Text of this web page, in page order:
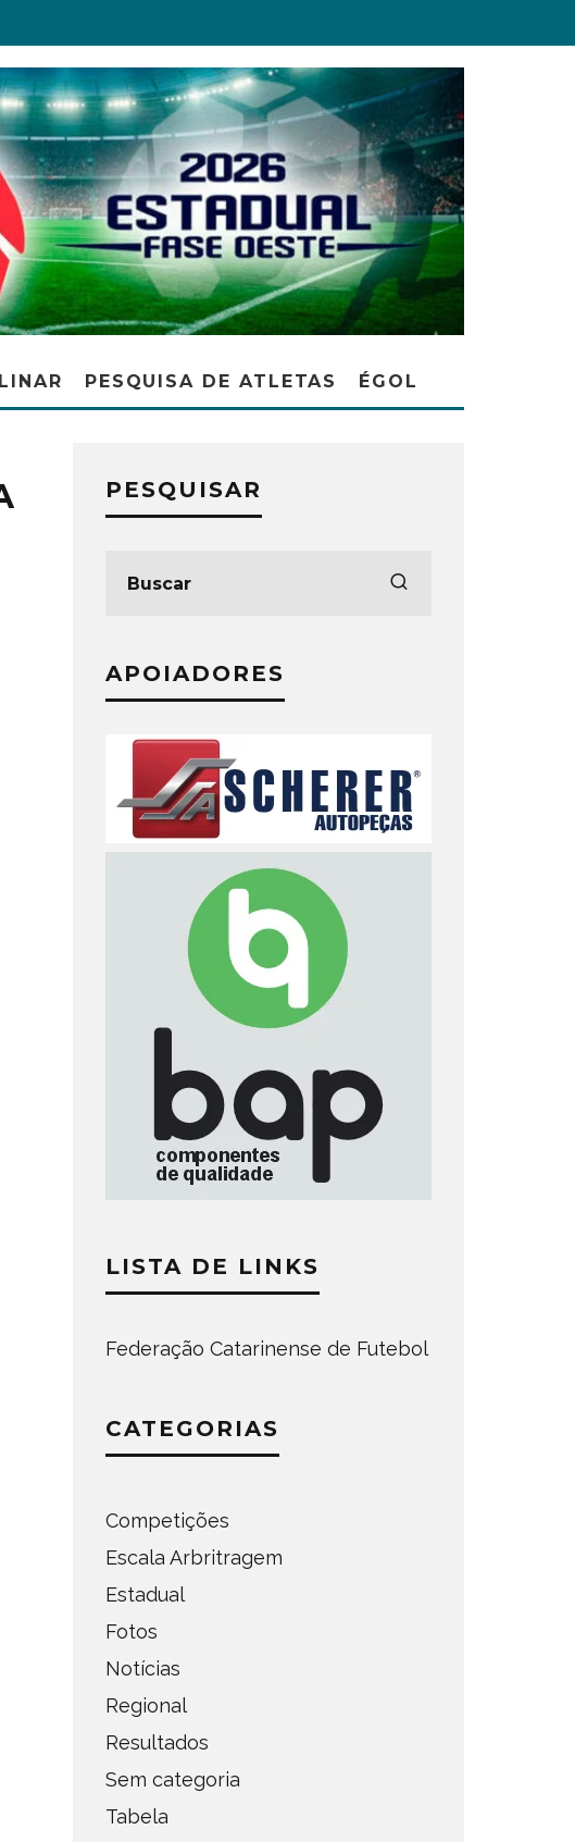
PESQUISA DE ATLETAS ÉGOL
PESQUISAR
APOIADORES
LISTA DE LINKS
Federação Catarinense de Futebol
CATEGORIAS
Competições
Escala Arbritragem
Estadual
Fotos
Notícias
Regional
Resultados
Sem categoria
Tabela